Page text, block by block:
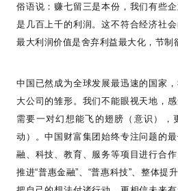
俗语说：赚七留三是本份，我们有些
是几百上千的利润。这不符合经济社
最大利润价值是舍弃利益最大化，节制
中国已然成为全球发展最迅速的国家
大公司的雏形。我们不能眼视天地，
需要一对幻想能飞的翅膀（意识），
动）。中国财富集团始终专注问题的
融、科技、教育、服务等项目进行合
推进“普惠金融”、 “普惠科技”、整体提